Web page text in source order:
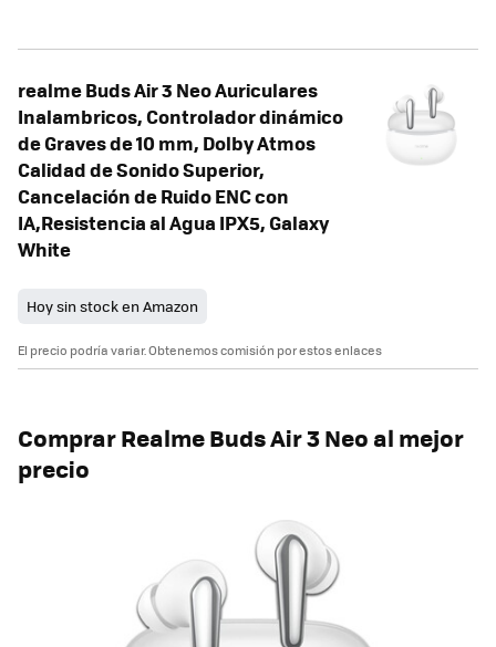
realme Buds Air 3 Neo Auriculares
Inalambricos, Controlador dinámico
de Graves de 10 mm, Dolby Atmos
Calidad de Sonido Superior,
Cancelación de Ruido ENC con
IA,Resistencia al Agua IPX5, Galaxy
White
Hoy sin stock en Amazon
El precio podría variar. Obtenemos comisión por estos enlaces
Comprar Realme Buds Air 3 Neo al mejor
precio